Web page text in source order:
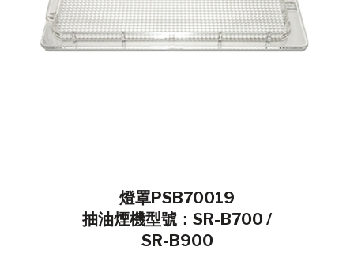
燈罩PSB70019
抽油煙機型號：SR-B700 /
SR-B900